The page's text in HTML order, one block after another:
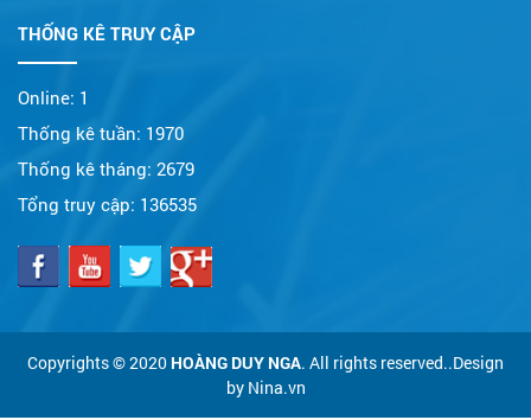
THỐNG KÊ TRUY CẬP
Online: 1
Thống kê tuần: 1970
Thống kê tháng: 2679
Tổng truy cập: 136535
Copyrights © 2020 HOÀNG DUY NGA. All rights reserved..Design
by Nina.vn